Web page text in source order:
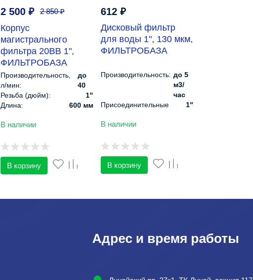
2 500 ₽ 2 850₽
Корпус
магистрального
фильтра 20ВВ 1",
ФИЛЬТРОБАЗА
Производительность,
л/мин:
до
40
Резьба (дюйм):
1"
Длина:
600 мм
Рабочее
В наличии
В корзину
612 ₽
Дисковый фильтр
для воды 1", 130 мкм,
ФИЛЬТРОБАЗА
Производительность: до 5
м3/
час
Присоединительные
1"
Степень фильтрации,
Рабочая
температура, °С:
Материал:
Полипропилен
В наличии
В корзину
Адрес и время работы